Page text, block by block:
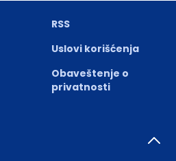
RSS
Uslovi korišćenja
Obaveštenje o
privatnosti